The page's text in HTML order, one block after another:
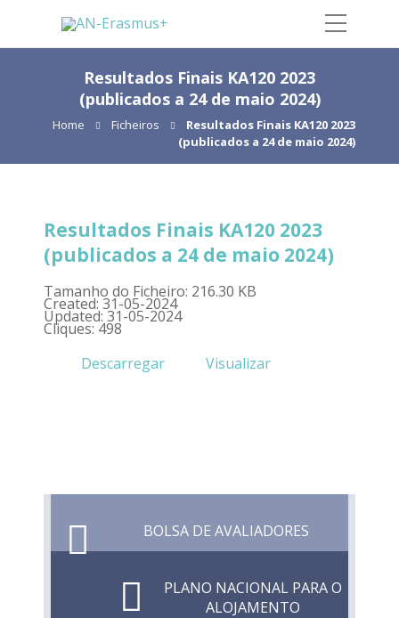
Resultados Finais KA120 2023
(publicados a 24 de maio 2024)
Home Ficheiros
Resultados Finais KA120 2023
(publicados a 24 de maio 2024)
Resultados Finais KA120 2023
(publicados a 24 de maio 2024)
Tamanho do Ficheiro: 216.30 KB
Created: 31-05-2024
Updated: 31-05-2024
Cliques: 498
Descarregar
Visualizar
BOLSA DE AVALIADORES
PLANO NACIONAL PARA O
ALOJAMENTO